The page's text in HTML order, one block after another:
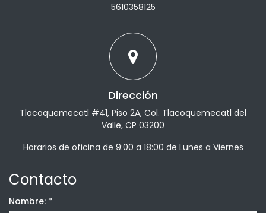
5610358125
Dirección
Tlacoquemecatl #41, Piso 2A, Col. Tlacoquemecatl del
Valle, CP 03200
Horarios de oficina de 9:00 a 18:00 de Lunes a Viernes
Contacto
Nombre: *